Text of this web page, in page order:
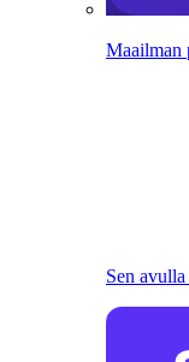
Maailman
Sen